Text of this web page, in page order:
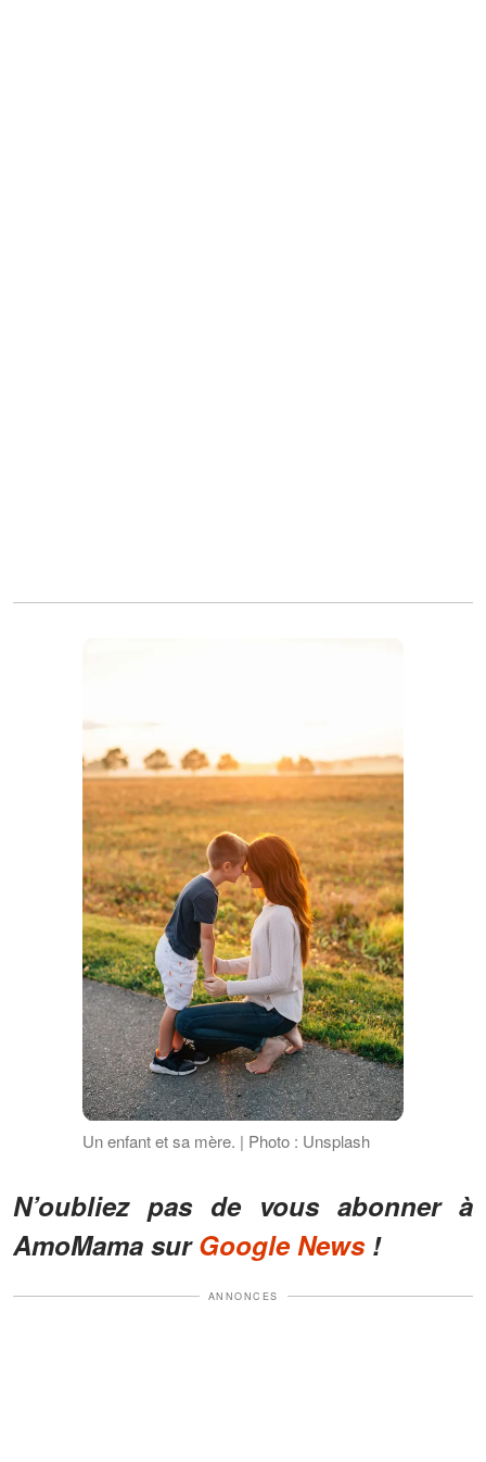
Un enfant et sa mère. | Photo : Unsplash
N’oubliez pas de vous abonner à
AmoMama surGoogle News!
ANNONCES